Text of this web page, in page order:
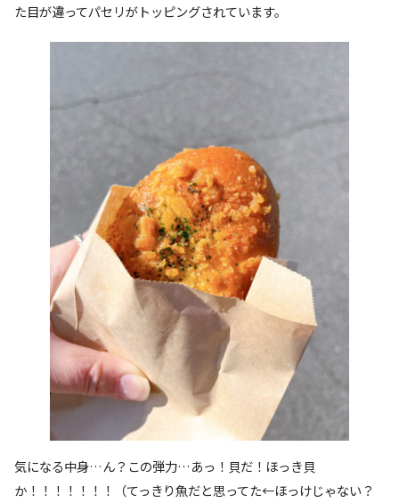
た目が違ってパセリがトッピングされています。
気になる中身…ん？この弾力…あっ！貝だ！ほっき貝
か！！！！！！！（てっきり魚だと思ってた←ほっけじゃない？